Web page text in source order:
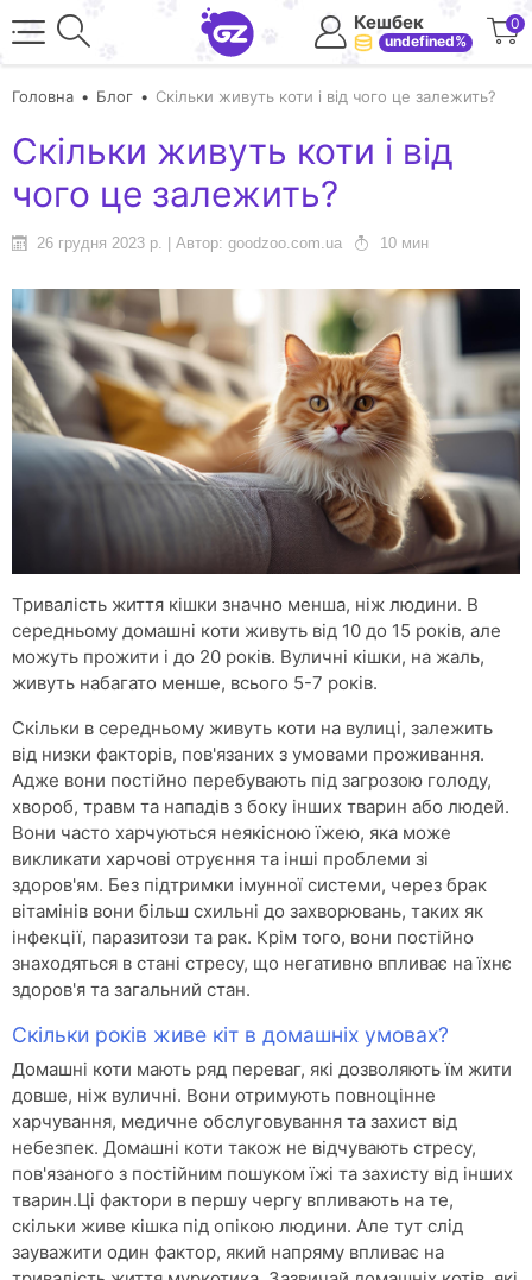
Кешбек
undefined%
0
Головна Блог Скільки живуть коти і від чого це залежить?
Скільки живуть коти і від
чого це залежить?
26 грудня 2023 р. | Автор: goodzoo.com.ua 10 мин
Тривалість життя кішки значно менша, ніж людини. В
середньому домашні коти живуть від 10 до 15 років, але
можуть прожити і до 20 років. Вуличні кішки, на жаль,
живуть набагато менше, всього 5-7 років.
Скільки в середньому живуть коти на вулиці, залежить
від низки факторів, пов'язаних з умовами проживання.
Адже вони постійно перебувають під загрозою голоду,
хвороб, травм та нападів з боку інших тварин або людей.
Вони часто харчуються неякісною їжею, яка може
викликати харчові отруєння та інші проблеми зі
здоров'ям. Без підтримки імунної системи, через брак
вітамінів вони більш схильні до захворювань, таких як
інфекції, паразитози та рак. Крім того, вони постійно
знаходяться в стані стресу, що негативно впливає на їхнє
здоров'я та загальний стан.
Скільки років живе кіт в домашніх умовах?
Домашні коти мають ряд переваг, які дозволяють їм жити
довше, ніж вуличні. Вони отримують повноцінне
харчування, медичне обслуговування та захист від
небезпек. Домашні коти також не відчувають стресу,
пов'язаного з постійним пошуком їжі та захисту від інших
тварин.Ці фактори в першу чергу впливають на те,
скільки живе кішка під опікою людини. Але тут слід
зауважити один фактор, який напряму впливає на